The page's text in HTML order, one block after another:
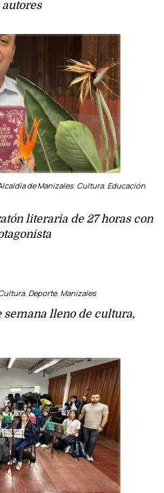
de Manizales, Cultura, Educación,
literaria de 27 horas con
, Deporte, Manizales
lleno de cultura,